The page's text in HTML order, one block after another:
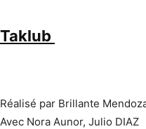
Taklub
Réalisé par Brillante
Avec Nora Aunor, Julio DIAZ